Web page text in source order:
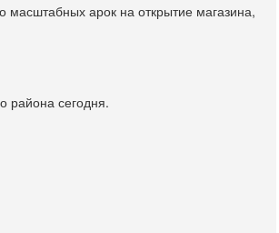
арок на открытие магазина,
района сегодня.